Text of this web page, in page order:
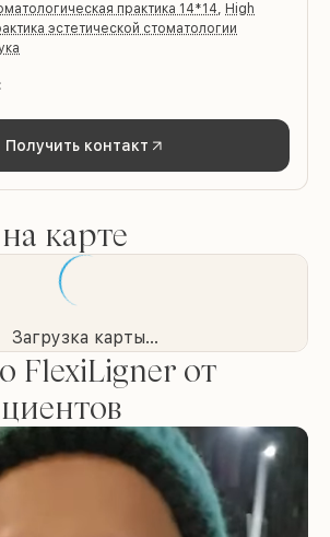
практика 14*14, High
эстетической стоматологии
Получить контакт
карте
Загрузка карты...
FlexiLigner от